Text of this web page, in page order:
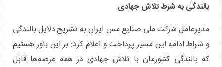
بالندگی به شرط تلاش جهادی
مدیرعامل شرکت ملی صنایع مس ایران به تشریح دلایل بالندگی
و شراط ادامه این مسیر پرداخت و اعلام کرد: بر این باور هستیم
که بالندگی کشورمان با تلاش جهادی در همه عرصه‌ها قابل